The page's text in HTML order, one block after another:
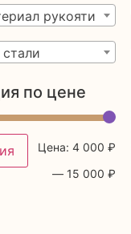
рукояти
по цене
Цена: 4 000 ₽
— 15 000 ₽